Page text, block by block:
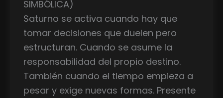
SIMBÓLICA)
Saturno se activa cuando hay que
tomar decisiones que duelen pero
estructuran. Cuando se asume la
responsabilidad del propio destino.
También cuando el tiempo empieza a
pesar y exige nuevas formas. Presente